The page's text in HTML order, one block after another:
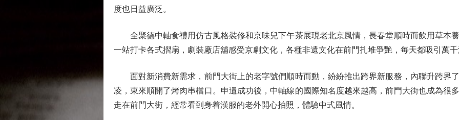
度也日益廣泛。
全聚德中軸食禮用仿古風格裝修和京味兒下午茶展現老北京風情，長春堂順時而飲用草本
一站打卡各式摺扇，劇裝廠店舖感受京劇文化，各種非遺文化在前門扎堆爭艷，每天都吸引萬
面對新消費新需求，前門大街上的老字號們順時而動，紛紛推出跨界新服務，內聯升跨界
凌，東來順開了烤肉串檔口。申遺成功後，中軸線的國際知名度越來越高，前門大街也成為很
走在前門大街，經常看到身着漢服的老外開心拍照，體驗中式風情。